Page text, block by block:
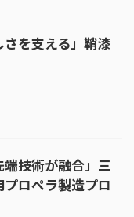
を支える」鞘漆
技術が融合」三
ロペラ製造プロ